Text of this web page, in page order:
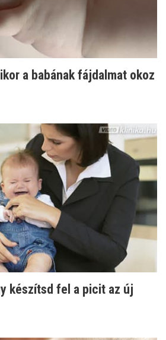
a babának fájdalmat okoz
készítsd fel a picit az új